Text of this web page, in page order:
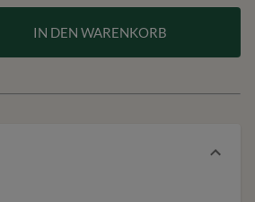
IN DEN WARENKORB